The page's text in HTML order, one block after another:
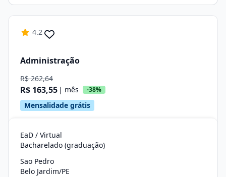
4.2
Administração
R$ 262,64
R$ 163,55 | mês -38%
Mensalidade grátis
EaD / Virtual
Bacharelado (graduação)
Sao Pedro
Belo Jardim/PE